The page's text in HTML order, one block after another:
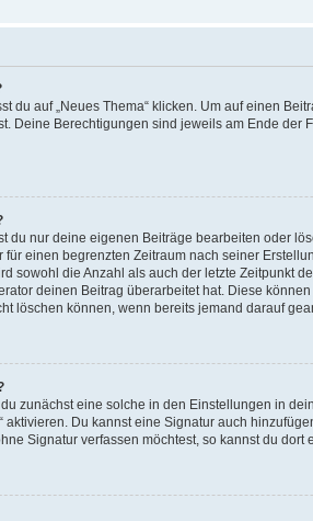
du auf „Neues Thema“ klicken. Um auf einen
Deine Berechtigungen sind jeweils am Ende der
du nur deine eigenen Beiträge bearbeiten oder
einen begrenzten Zeitraum nach seiner
sowohl die Anzahl als auch der letzte Zeitpunkt
deinen Beitrag überarbeitet hat. Diese
löschen können, wenn bereits jemand darauf
zunächst eine solche in den Einstellungen in
aktivieren. Du kannst eine Signatur auch
Signatur verfassen möchtest, so kannst du